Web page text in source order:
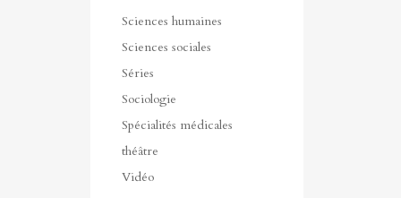
Sciences humaines
Sciences sociales
Séries
Sociologie
Spécialités médicales
théâtre
Vidéo